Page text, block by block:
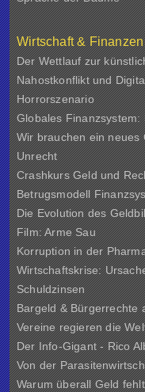
Wirtschaft & Finanzen
Der Wettlauf zur
Nahostkonflikt und
Horrorszenario
Globales Finanzsystem:
Wir brauchen ein neues
Unrecht
Crashkurs Geld und
Betrugsmodell
Die Evolution des
Film: Arme Sau
Korruption in der
Wirtschaftskrise:
Schuldzinsen
Bargeld & Bürgerrechte
Vereine regieren die
Der Info-Gigant - Rico
Von der
Warum überall Geld fehlt